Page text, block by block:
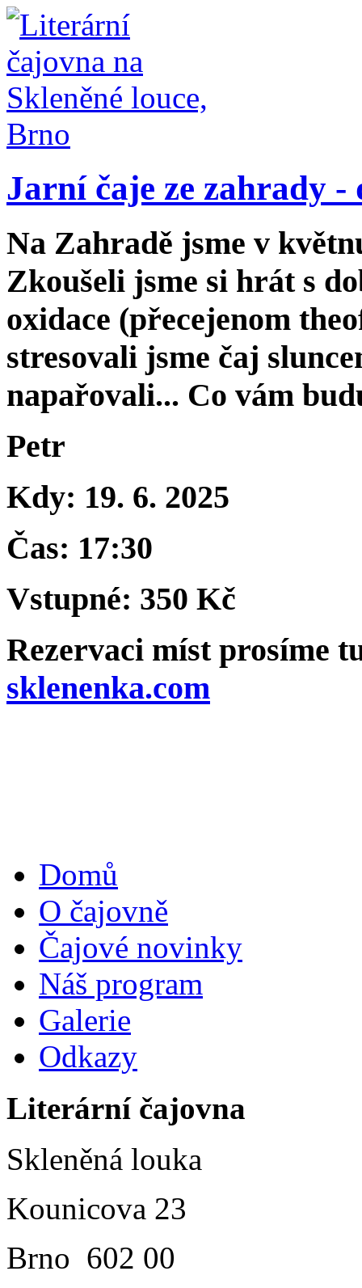
Jarní čaje ze zahrady -
Na Zahradě jsme v
Zkoušeli jsme si hrát s
oxidace (přecejenom
stresovali jsme čaj
napařovali... Co vám
Petr
Kdy: 19. 6. 2025
Čas: 17:30
Vstupné: 350 Kč
Rezervaci míst prosíme
sklenenka.com
Domů
O čajovně
Čajové novinky
Náš program
Galerie
Odkazy
Literární čajovna
Skleněná louka
Kounicova 23
Brno 602 00